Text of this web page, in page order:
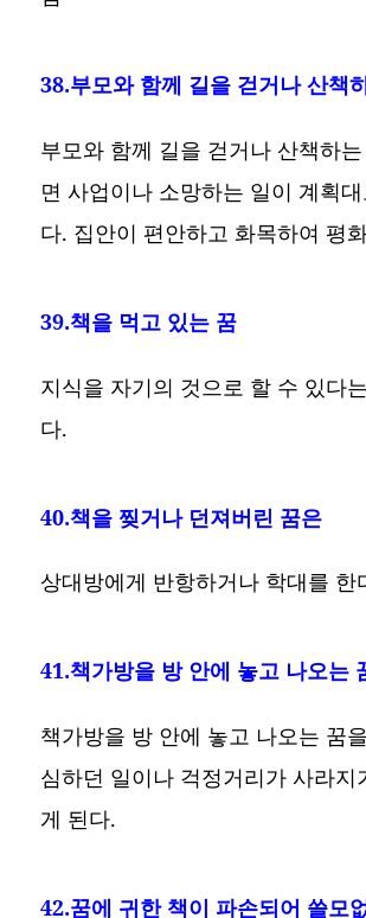
38.부모와 함께 길을 걷거나 산책
부모와 함께 길을 걷거나 산책하
면 사업이나 소망하는 일이 계획
다. 집안이 편안하고 화목하여 평
39.책을 먹고 있는 꿈
지식을 자기의 것으로 할 수 있다
다.
40.책을 찢거나 던져버린 꿈은
상대방에게 반항하거나 학대를 한
41.책가방을 방 안에 놓고 나오는
책가방을 방 안에 놓고 나오는 꿈
심하던 일이나 걱정거리가 사라지
게 된다.
42.꿈에 귀한 책이 파손되어 쓸모